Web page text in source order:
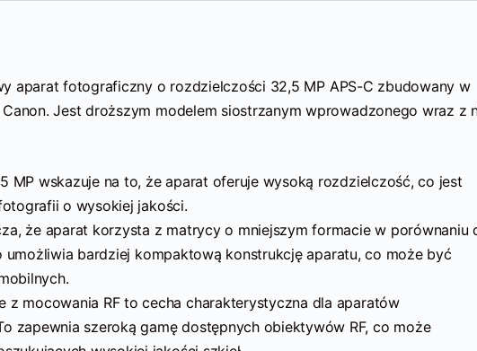
aparat fotograficzny o rozdzielczości 32,5 MP APS-C zbudowany w
Jest droższym modelem siostrzanym wprowadzonego wraz z
MP wskazuje na to, że aparat oferuje wysoką rozdzielczość, co jest
o wysokiej jakości.
że aparat korzysta z matrycy o mniejszym formacie w porównaniu
umożliwia bardziej kompaktową konstrukcję aparatu, co może być
z mocowania RF to cecha charakterystyczna dla aparatów
zapewnia szeroką gamę dostępnych obiektywów RF, co może